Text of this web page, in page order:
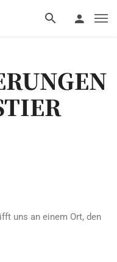
uns an einem Ort, den